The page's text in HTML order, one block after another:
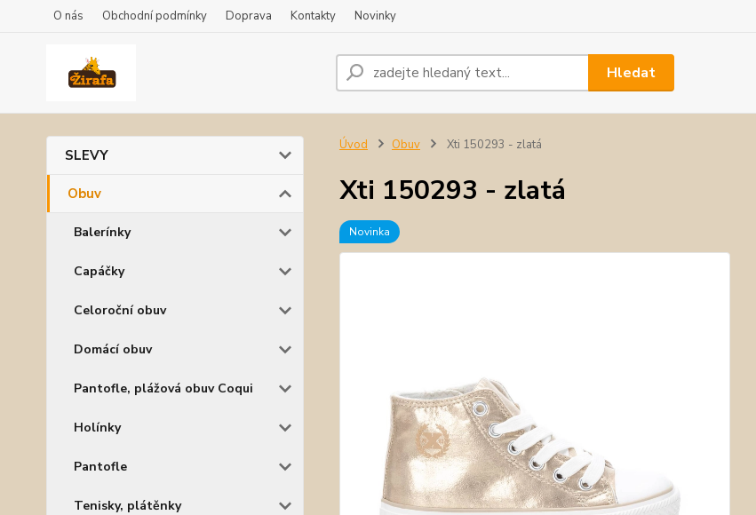
O nás Obchodní podmínky Doprava Kontakty Novinky
Hledat
SLEVY
Obuv
Balerínky
Capáčky
Celoroční obuv
Domácí obuv
Pantofle, plážová obuv Coqui
Holínky
Pantofle
Tenisky, plátěnky
Úvod Obuv Xti 150293 - zlatá
Xti 150293 - zlatá
Novinka